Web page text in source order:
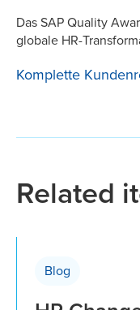
Das SAP Quality
globale HR-
Komplette
Related
Blog